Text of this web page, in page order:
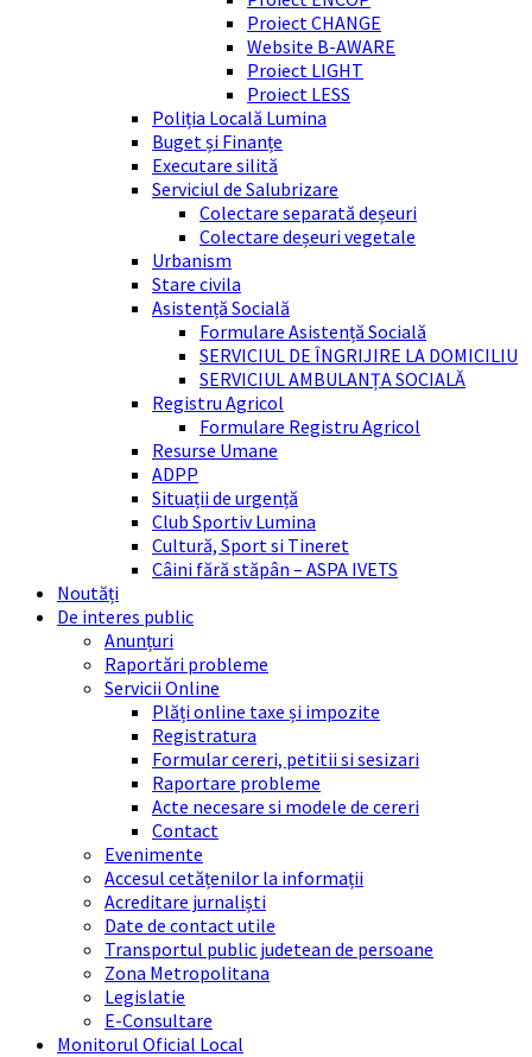
Proiect CHANGE
Website B-AWARE
Proiect LIGHT
Proiect LESS
Poliția Locală Lumina
Buget și Finanțe
Executare silită
Serviciul de Salubrizare
Colectare separată deșeuri
Colectare deșeuri vegetale
Urbanism
Stare civila
Asistență Socială
Formulare Asistență Socială
SERVICIUL DE ÎNGRIJIRE LA DOMICILIU
SERVICIUL AMBULANȚA SOCIALĂ
Registru Agricol
Formulare Registru Agricol
Resurse Umane
ADPP
Situații de urgență
Club Sportiv Lumina
Cultură, Sport si Tineret
Câini fără stăpân – ASPA IVETS
Noutăți
De interes public
Anunțuri
Raportări probleme
Servicii Online
Plăți online taxe și impozite
Registratura
Formular cereri, petitii si sesizari
Raportare probleme
Acte necesare si modele de cereri
Contact
Evenimente
Accesul cetățenilor la informații
Acreditare jurnaliști
Date de contact utile
Transportul public judetean de persoane
Zona Metropolitana
Legislatie
E-Consultare
Monitorul Oficial Local